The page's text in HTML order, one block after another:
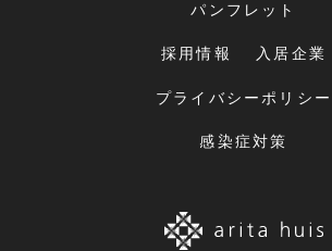
パンフレット
採用情報 入居企業
プライバシーポリシー
感染症対策